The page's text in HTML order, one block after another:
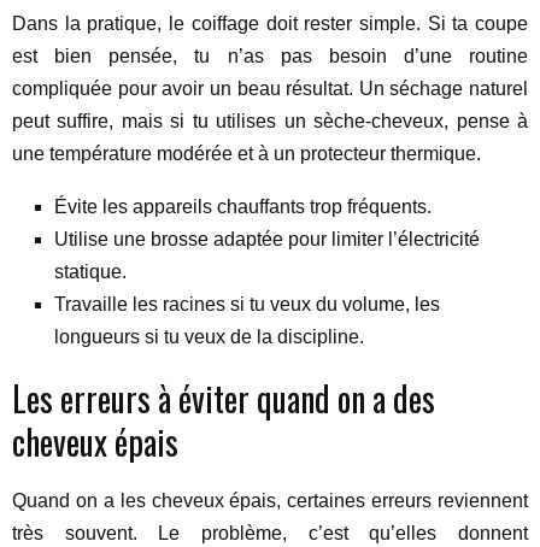
Dans la pratique, le coiffage doit rester simple. Si ta coupe
est bien pensée, tu n’as pas besoin d’une routine
compliquée pour avoir un beau résultat. Un séchage naturel
peut suffire, mais si tu utilises un sèche-cheveux, pense à
une température modérée et à un protecteur thermique.
Évite les appareils chauffants trop fréquents.
Utilise une brosse adaptée pour limiter l’électricité
statique.
Travaille les racines si tu veux du volume, les
longueurs si tu veux de la discipline.
Les erreurs à éviter quand on a des
cheveux épais
Quand on a les cheveux épais, certaines erreurs reviennent
très souvent. Le problème, c’est qu’elles donnent